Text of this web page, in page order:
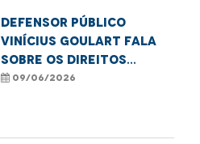
Defensor público
Vinícius Goulart fala
sobre os direitos
assegurados às
09/06/2026